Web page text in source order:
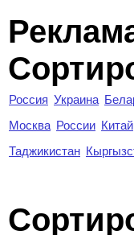
Россия Украина
Москва России Китай
Таджикистан